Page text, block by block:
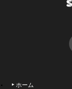
ホーム